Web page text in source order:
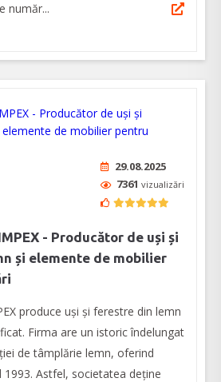
număr...
29.08.2025
7361 vizualizări
- Producător de uși și
și elemente de mobilier
produce uşi şi ferestre din lemn
Firma are un istoric îndelungat
de tâmplărie lemn, oferind
1993. Astfel, societatea deține